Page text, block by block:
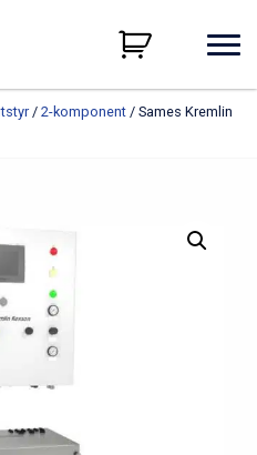
/ 2-komponent / Sames Kremlin